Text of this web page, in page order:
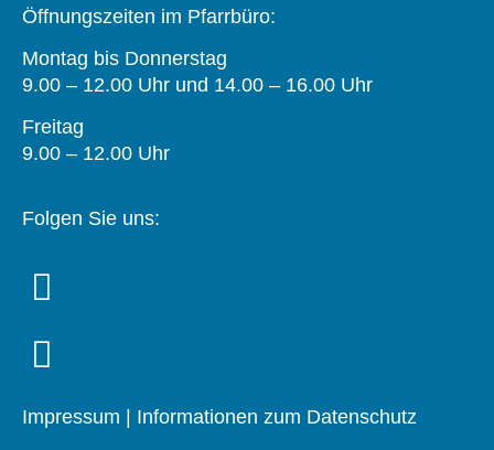
Öffnungszeiten im Pfarrbüro:
Montag bis Donnerstag
9.00 – 12.00 Uhr und 14.00 – 16.00 Uhr
Freitag
9.00 – 12.00 Uhr
Folgen Sie uns:
Impressum Informationen zum Datenschutz